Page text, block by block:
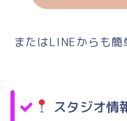
またはLINEからも簡
スタジオ情